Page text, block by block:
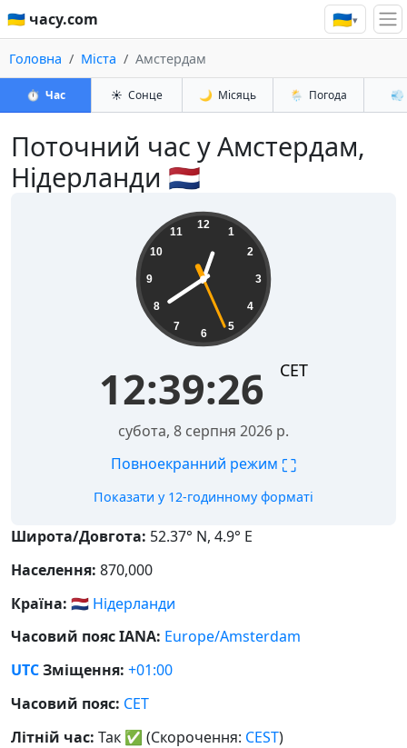
🇺🇦 часу.com 🇺🇦▾
Головна Міста Амстердам
⏱️ Час ☀️ Сонце 🌙 Місяць 🌦️ Погода 💨
Поточний час у Амстердам,
Нідерланди 🇳🇱
12
1
2
3
4
5
6
7
8
9
10
11
12:39:26 CET
субота, 8 серпня 2026 р.
Повноекранний режим ⛶
Показати у 12-годинному форматі
Широта/Довгота: 52.37° N, 4.9° E
Населення: 870,000
Країна: 🇳🇱 Нідерланди
Часовий пояс IANA: Europe/Amsterdam
UTCЗміщення: +01:00
Часовий пояс: CET
Літній час: Так ✅ (Скорочення: CEST)